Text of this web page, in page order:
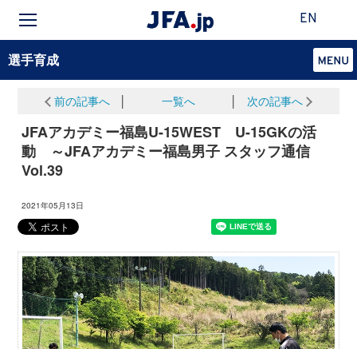
EN
選手育成
前の記事へ 一覧へ 次の記事へ
JFAアカデミー福島U-15WEST U-15GKの活
動 ～JFAアカデミー福島男子 スタッフ通信
Vol.39
2021年05月13日